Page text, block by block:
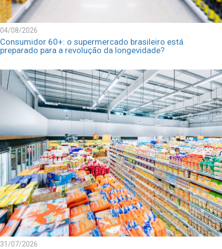
04/08/2026
Consumidor 60+: o supermercado brasileiro está
preparado para a revolução da longevidade?
31/07/2026